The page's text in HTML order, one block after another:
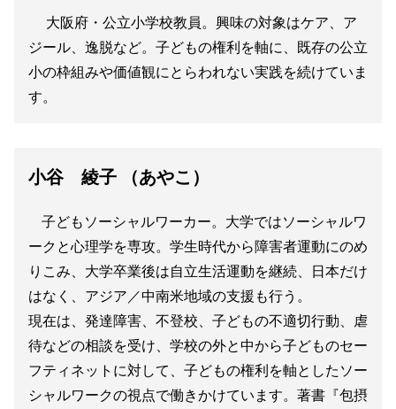
大阪府・公立小学校教員。興味の対象はケア、ア
ジール、逸脱など。子どもの権利を軸に、既存の公立
小の枠組みや価値観にとらわれない実践を続けていま
す。
小谷 綾子 （あやこ）
子どもソーシャルワーカー。大学ではソーシャルワ
ークと心理学を専攻。学生時代から障害者運動にのめ
りこみ、大学卒業後は自立生活運動を継続、日本だけ
はなく、アジア／中南米地域の支援も行う。
現在は、発達障害、不登校、子どもの不適切行動、虐
待などの相談を受け、学校の外と中から子どものセー
フティネットに対して、子どもの権利を軸としたソー
シャルワークの視点で働きかけています。著書『包摂